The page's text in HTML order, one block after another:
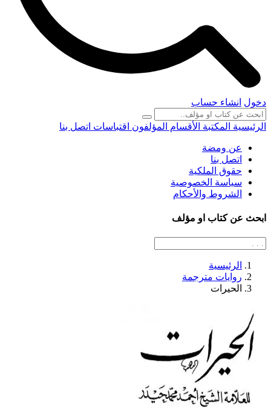
دخول انشاء حساب
الرئيسية المكتبة الأقسام المؤلفون اقتباسات اتصل بنا
عن ومضة
اتصل بنا
حقوق الملكية
سياسة الخصوصية
الشروط والأحكام
ابحث عن كتاب او مؤلف
الرئيسية
روايات مترجمة
الحيرات